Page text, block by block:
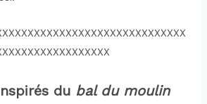
du bal du moulin